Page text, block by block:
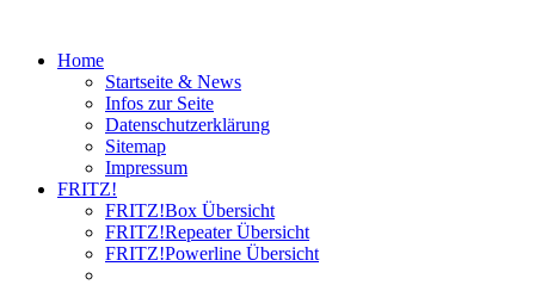
Home
Startseite & News
Infos zur Seite
Datenschutzerklärung
Sitemap
Impressum
FRITZ!
FRITZ!Box Übersicht
FRITZ!Repeater Übersicht
FRITZ!Powerline Übersicht